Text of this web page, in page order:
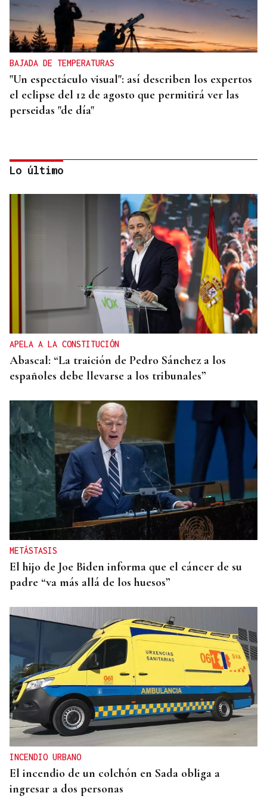
BAJADA DE TEMPERATURAS
"Un espectáculo visual": así describen los expertos
el eclipse del 12 de agosto que permitirá ver las
perseidas "de día"
ORÁCULO DAS BURGAS
Horóscopo del día: sábado, 8 de agosto
Lo último
APELA A LA CONSTITUCIÓN
Abascal: “La traición de Pedro Sánchez a los
españoles debe llevarse a los tribunales”
METÁSTASIS
El hijo de Joe Biden informa que el cáncer de su
padre “va más allá de los huesos”
INCENDIO URBANO
El incendio de un colchón en Sada obliga a
ingresar a dos personas